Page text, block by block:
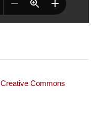
Creative Commons